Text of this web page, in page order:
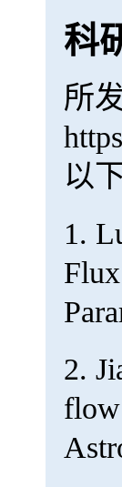
科
所
以
1.
2.